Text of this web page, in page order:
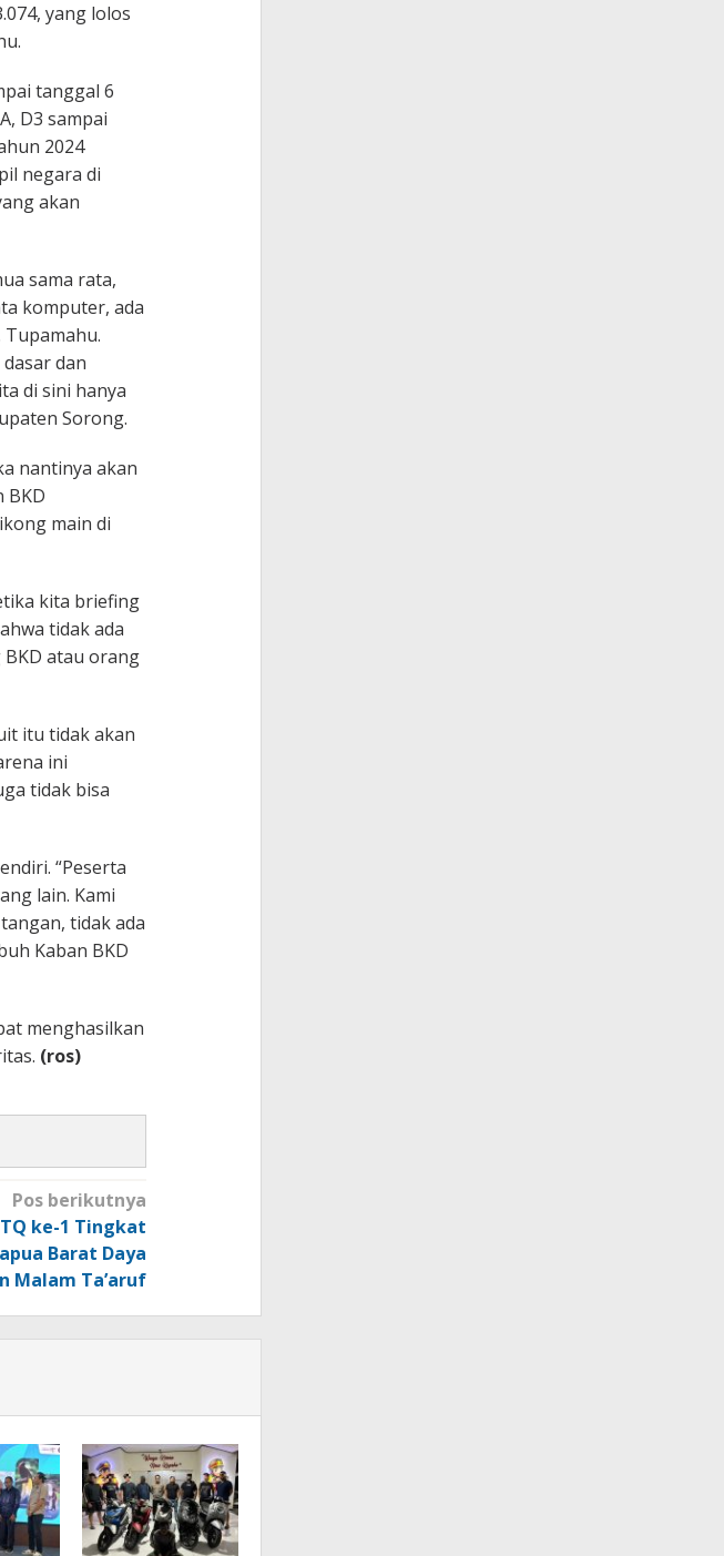
yang lolos
tanggal 6
D3 sampai
2024
negara di
akan
sama rata,
komputer, ada
Tupamahu.
dan
di sini hanya
Sorong.
nantinya akan
BKD
main di
kita briefing
tidak ada
atau orang
itu tidak akan
ini
tidak bisa
“Peserta
lain. Kami
tidak ada
Kaban BKD
menghasilkan
(ros)
Pos berikutnya
ke-1 Tingkat
Barat Daya
Malam Ta’aruf